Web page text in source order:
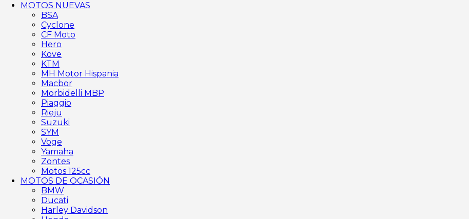
MOTOS NUEVAS
BSA
Cyclone
CF Moto
Hero
Kove
KTM
MH Motor Hispania
Macbor
Morbidelli MBP
Piaggio
Rieju
Suzuki
SYM
Voge
Yamaha
Zontes
Motos 125cc
MOTOS DE OCASIÓN
BMW
Ducati
Harley Davidson